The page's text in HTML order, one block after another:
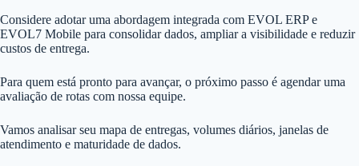
Considere adotar uma abordagem integrada com EVOL ERP e
EVOL7 Mobile para consolidar dados, ampliar a visibilidade e reduzir
custos de entrega.
Para quem está pronto para avançar, o próximo passo é agendar uma
avaliação de rotas com nossa equipe.
Vamos analisar seu mapa de entregas, volumes diários, janelas de
atendimento e maturidade de dados.